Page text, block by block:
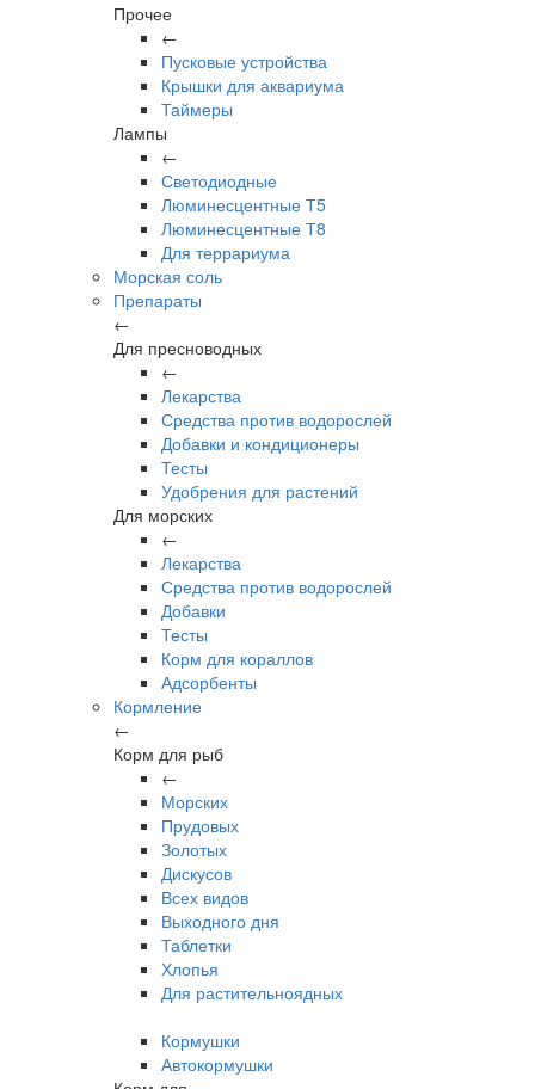
Прочее
←
Пусковые устройства
Крышки для аквариума
Таймеры
Лампы
←
Светодиодные
Люминесцентные Т5
Люминесцентные Т8
Для террариума
Морская соль
Препараты
←
Для пресноводных
←
Лекарства
Средства против водорослей
Добавки и кондиционеры
Тесты
Удобрения для растений
Для морских
←
Лекарства
Средства против водорослей
Добавки
Тесты
Корм для кораллов
Адсорбенты
Кормление
←
Корм для рыб
←
Морских
Прудовых
Золотых
Дискусов
Всех видов
Выходного дня
Таблетки
Хлопья
Для растительноядных
Кормушки
Автокормушки